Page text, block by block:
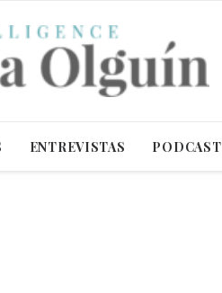
ENTREVISTAS PODCAST